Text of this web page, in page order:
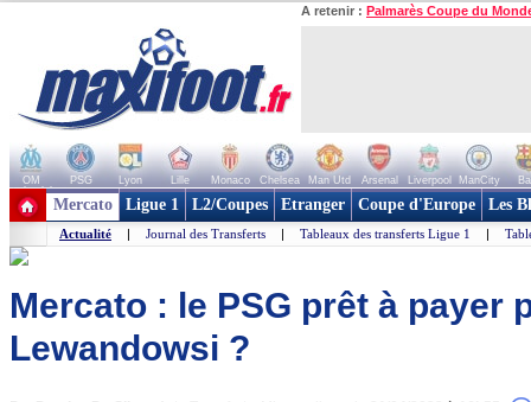
A retenir : Palmarès Coupe du
OM PSG Lyon Lille Monaco Chelsea Man Utd Arsenal Liverpool ManCity
+ de clubs
Mercato Ligue 1 L2/Coupes Etranger Coupe d'Europe Les
Actualité | Journal des Transferts | Tableaux des transferts Ligue 1 |
Mercato : le PSG prêt à payer
Lewandowsi ?